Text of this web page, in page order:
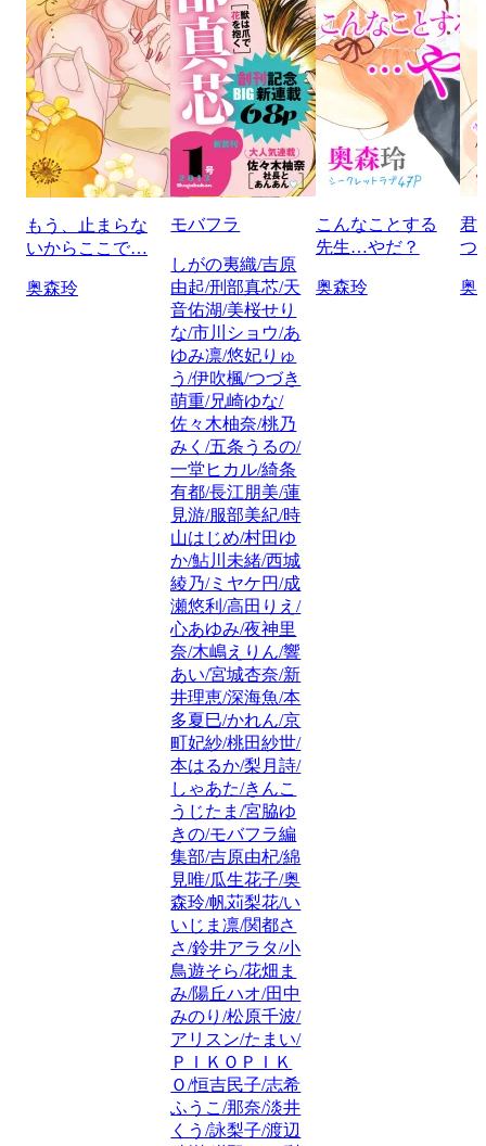
もう、止まらな
いからここで…
奥森玲
モバフラ
しがの夷織/吉原
由起/刑部真芯/天
音佑湖/美桜せり
な/市川ショウ/あ
ゆみ凛/悠妃りゅ
う/伊吹楓/つづき
萌重/兄崎ゆな/
佐々木柚奈/桃乃
みく/五条うるの/
一堂ヒカル/綺条
有都/長江朋美/蓮
見游/服部美紀/時
山はじめ/村田ゆ
か/鮎川未緒/西城
綾乃/ミヤケ円/成
瀬悠利/高田りえ/
心あゆみ/夜神里
奈/木嶋えりん/響
あい/宮城杏奈/新
井理恵/深海魚/本
多夏巳/かれん/京
町妃紗/桃田紗世/
本はるか/梨月詩/
しゃあた/きんこ
うじたま/宮脇ゆ
きの/モバフラ編
集部/吉原由杞/綿
見唯/瓜生花子/奥
森玲/帆苅梨花/い
いじま凛/関都さ
さ/鈴井アラタ/小
鳥遊そら/花畑ま
み/陽丘ハオ/田中
みのり/松原千波/
アリスン/たまい/
ＰＩＫＯＰＩＫ
Ｏ/恒吉民子/志希
ふうこ/那奈/淡井
くう/詠梨子/渡辺
こんなことする
先生…やだ？
奥森玲
君
つ
奥